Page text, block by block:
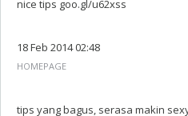
nice tips goo.gl/u62xss
18 Feb 2014 02:48
HOMEPAGE
tips yang bagus, serasa makin